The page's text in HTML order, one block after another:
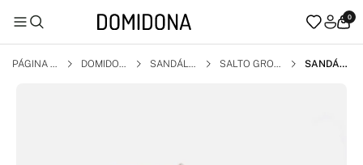
0
PÁGINA I
DOMIDON
SANDÁLI
SALTO GROS
SANDÁLI